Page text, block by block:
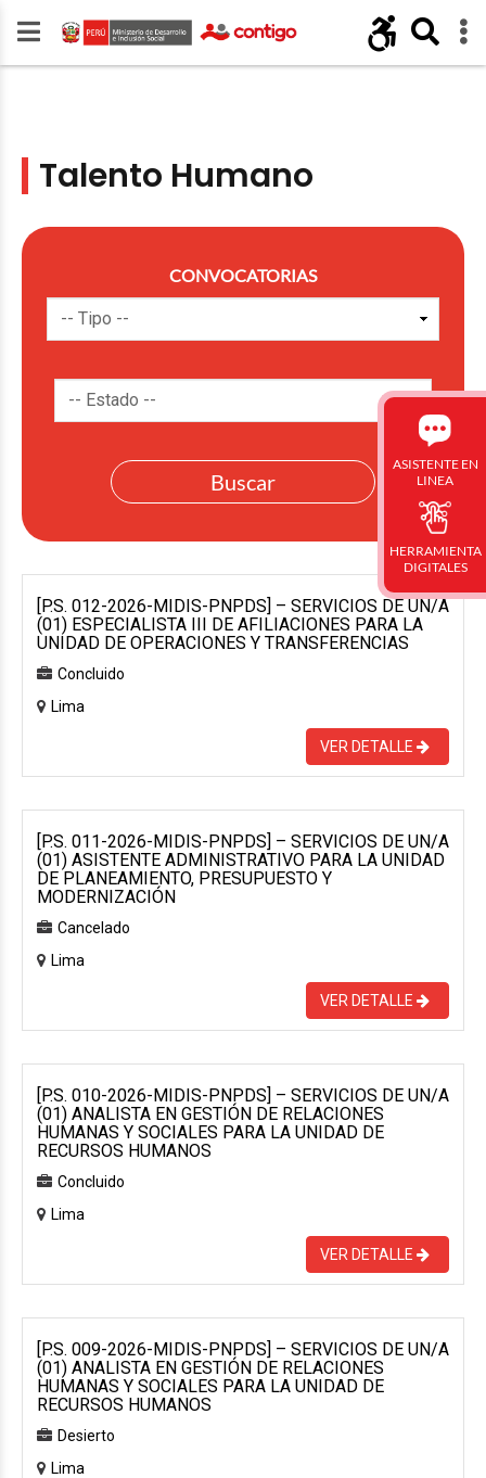
Talento Humano
CONVOCATORIAS
[P.S. 012-2026-MIDIS-PNPDS] – SERVICIOS DE UN/A
(01) ESPECIALISTA III DE AFILIACIONES PARA LA
UNIDAD DE OPERACIONES Y TRANSFERENCIAS
Concluido
Lima
VER DETALLE
[P.S. 011-2026-MIDIS-PNPDS] – SERVICIOS DE UN/A
(01) ASISTENTE ADMINISTRATIVO PARA LA UNIDAD
DE PLANEAMIENTO, PRESUPUESTO Y
MODERNIZACIÓN
Cancelado
Lima
VER DETALLE
[P.S. 010-2026-MIDIS-PNPDS] – SERVICIOS DE UN/A
(01) ANALISTA EN GESTIÓN DE RELACIONES
HUMANAS Y SOCIALES PARA LA UNIDAD DE
RECURSOS HUMANOS
Concluido
Lima
VER DETALLE
[P.S. 009-2026-MIDIS-PNPDS] – SERVICIOS DE UN/A
(01) ANALISTA EN GESTIÓN DE RELACIONES
HUMANAS Y SOCIALES PARA LA UNIDAD DE
RECURSOS HUMANOS
Desierto
Lima
ASISTENTE EN
LINEA
HERRAMIENTA
DIGITALES